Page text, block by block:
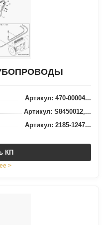
Артикул: 470-00004...
Артикул: S8450012,...
Артикул: 2185-1247...
КП
>